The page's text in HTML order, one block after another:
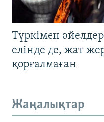
Түркімен
елінде де, жат
қорғалмаған
Жаңалықтар